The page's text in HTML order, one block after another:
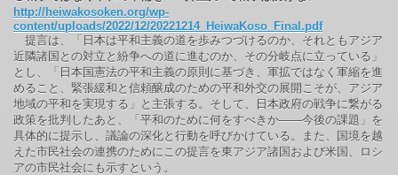
http://heiwakosoken.org/wp-
content/uploads/2022/12/20221214_HeiwaKoso_Final.pdf
提言は、「日本は平和主義の道を歩みつづけるのか、それともアジア
近隣諸国との対立と紛争への道に進むのか、その分岐点に立っている」
とし、「日本国憲法の平和主義の原則に基づき、軍拡ではなく軍縮を進
めること、緊張緩和と信頼醸成のための平和外交の展開こそが、アジア
地域の平和を実現する」と主張する。そして、日本政府の戦争に繋がる
政策を批判したあと、「平和のために何をすべきか――今後の課題」を
具体的に提示し、議論の深化と行動を呼びかけている。また、国境を越
えた市民社会の連携のためにこの提言を東アジア諸国および米国、ロシ
アの市民社会にも示すという。